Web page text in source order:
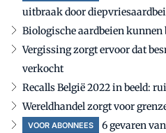
uitbraak door
Biologische aardbeien
Vergissing zorgt ervoor dat
verkocht
Recalls België 2022 in beeld:
Wereldhandel zorgt voor
VOOR ABONNEES
6 gevaren